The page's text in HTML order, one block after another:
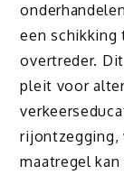
een schikking
overtreder.
pleit voor
rijontzegging,
maatregel